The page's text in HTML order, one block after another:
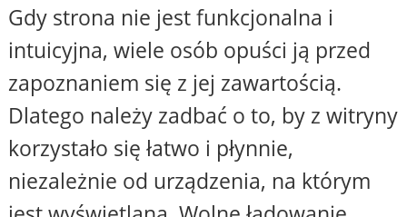
Gdy strona nie jest funkcjonalna i
intuicyjna, wiele osób opuści ją przed
zapoznaniem się z jej zawartością.
Dlatego należy zadbać o to, by z witryny
korzystało się łatwo i płynnie,
niezależnie od urządzenia, na którym